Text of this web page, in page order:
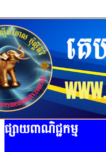
ផ្សាយពាណិជ្ជកម្ម